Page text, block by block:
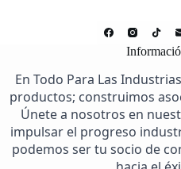
En Todo Para Las
productos; construimos
Únete a nosotros en
impulsar el progreso
podemos ser tu socio de